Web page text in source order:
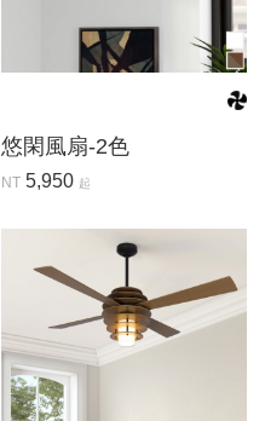
悠閑風扇-2色
NT 5,950 起